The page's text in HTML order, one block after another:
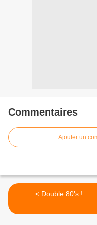
Commentaires
Ajouter un
< Double 80's !